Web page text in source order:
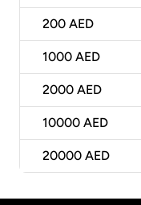
200 AED
1000 AED
2000 AED
10000 AED
20000 AED